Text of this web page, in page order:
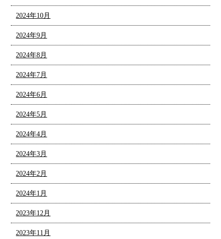
2024年10月
2024年9月
2024年8月
2024年7月
2024年6月
2024年5月
2024年4月
2024年3月
2024年2月
2024年1月
2023年12月
2023年11月